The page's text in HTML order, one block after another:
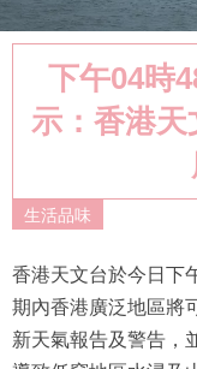
下午04時
示：香港天
生活品味
香港天文台於今日下
期內香港廣泛地區將
新天氣報告及警告，